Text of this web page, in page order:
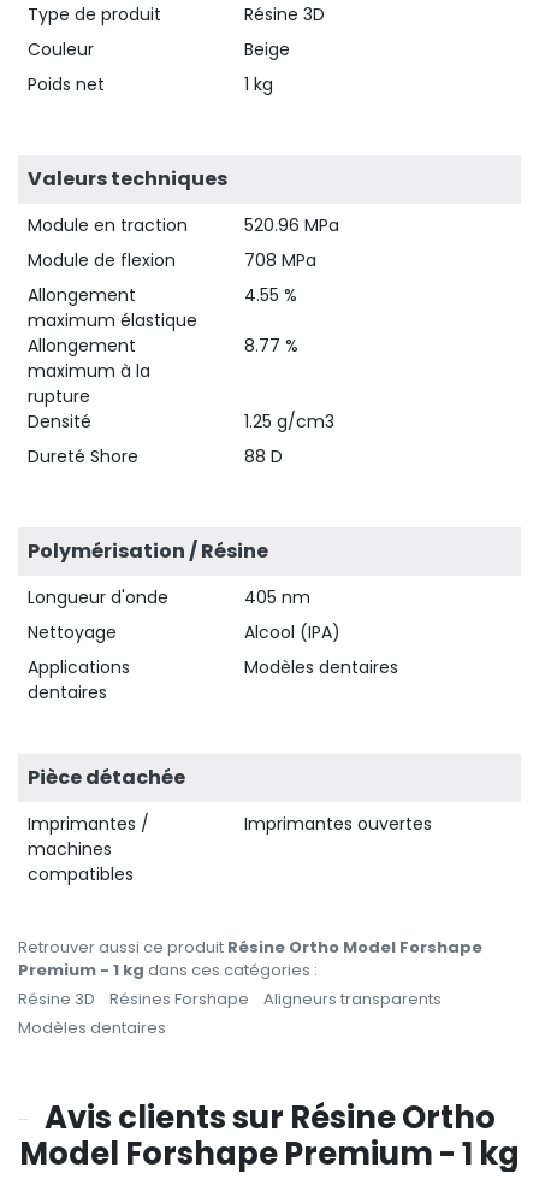
Type de produit
Résine 3D
Couleur
Beige
Poids net
1 kg
Valeurs techniques
Module en traction
520.96 MPa
Module de flexion
708 MPa
Allongement
maximum élastique
4.55 %
Allongement
maximum à la
rupture
8.77 %
Densité
1.25 g/cm3
Dureté Shore
88 D
Polymérisation / Résine
Longueur d'onde
405 nm
Nettoyage
Alcool (IPA)
Applications
dentaires
Modèles dentaires
Pièce détachée
Imprimantes /
machines
compatibles
Imprimantes ouvertes
Retrouver aussi ce produit Résine Ortho Model Forshape
Premium - 1 kg dans ces catégories :
Résine 3D
Résines Forshape
Aligneurs transparents
Modèles dentaires
Avis clients sur Résine Ortho
Model Forshape Premium - 1 kg